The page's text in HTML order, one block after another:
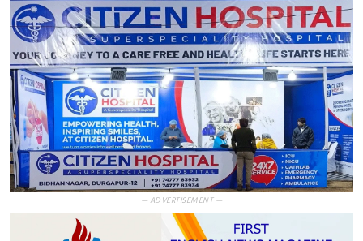
— ADVERTISEMENT —